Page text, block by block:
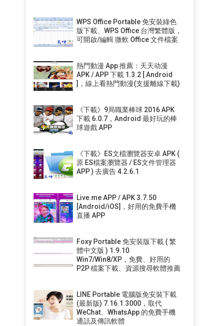
WPS Office Portable 免安裝綠色
版下載、WPS Office 台灣繁體版，
可開啟/編輯 微軟 Office 文件檔案
熱門動漫 App 推薦：天天动漫
APK / APP 下載 1.3.2 [ Android
]，線上看熱門動漫(支援離線下載)
《下載》9局職業棒球 2016 APK
下載 6.0.7，Android 最好玩的棒
球遊戲 APP
《下載》ES文檔瀏覽器安卓 APK (
原 ES檔案瀏覽器 / ES文件管理器
APP ) 去廣告 4.2.6.1
Live.me APP / APK 3.7.50
[Android/iOS]，好用的免費手機
直播 APP
Foxy Portable 免安裝版下載 ( 繁
體中文版 ) 1.9.10
Win7/Win8/XP，免費、好用的
P2P 檔案下載、資源搜尋軟體推薦
LINE Portable 電腦版免安裝下載
(最新版) 7.16.1.3000，取代
WeChat、WhatsApp 的免費手機
通話及傳訊軟體